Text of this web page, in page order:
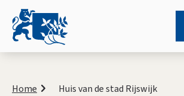
r
Home Huis van de stad Rijswijk